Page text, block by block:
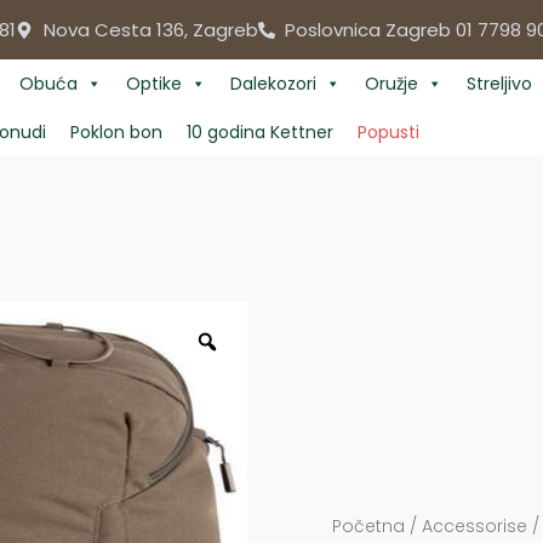
Nova Cesta 136, Zagreb Poslovnica Zagreb 01 7798
Obuća Optike Dalekozori Oružje Streljivo
Poklon bon 10 godina Kettner Popusti
Početna / Accessorise /